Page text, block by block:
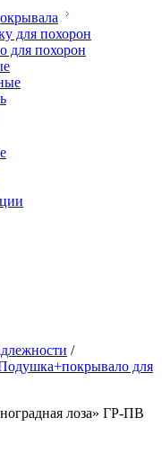
для похорон
для похорон
/
для
лоза» ГР-ПВ